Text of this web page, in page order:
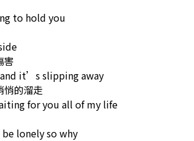
to hold you
害
it’s slipping away
悄的溜走
for you all of my life
lonely so why